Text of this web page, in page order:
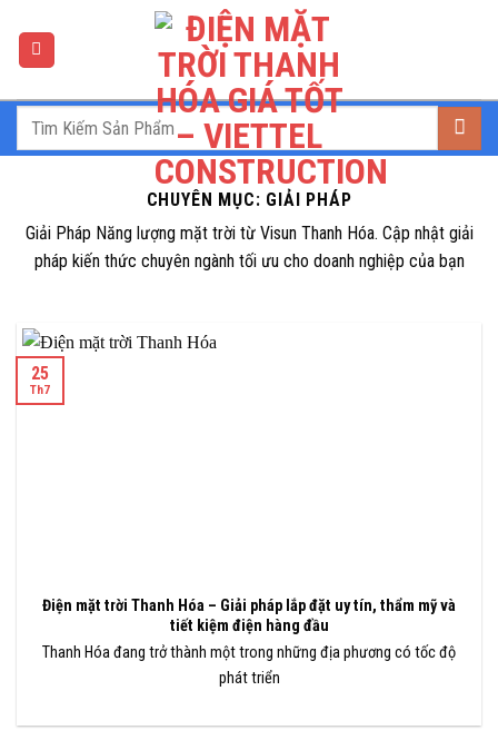
content
CHUYÊN MỤC: GIẢI PHÁP
Giải Pháp Năng lượng mặt trời từ Visun Thanh Hóa. Cập nhật giải
pháp kiến thức chuyên ngành tối ưu cho doanh nghiệp của bạn
Điện mặt trời Thanh Hóa – Giải pháp lắp đặt uy tín, thẩm mỹ và
tiết kiệm điện hàng đầu
Thanh Hóa đang trở thành một trong những địa phương có tốc độ
phát triển
25
Th7